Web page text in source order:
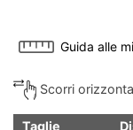
Guida alle
Scorri
Taglie